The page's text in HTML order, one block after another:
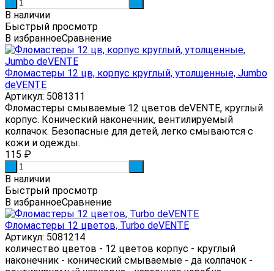
В наличии
Быстрый просмотр
В избранноеСравнение
Фломастеры 12 цв, корпус круглый, утолщенные, Jumbo
deVENTE
Артикул: 5081311
Фломастеры смываемые 12 цветов deVENTE, круглый
корпус. Конический наконечник, вентилируемый
колпачок. Безопасные для детей, легко смываются с
кожи и одежды.
115 ₽
В наличии
Быстрый просмотр
В избранноеСравнение
Фломастеры 12 цветов, Turbo deVENTE
Артикул: 5081214
количество цветов - 12 цветов корпус - круглый
наконечник - конический смываемые - да колпачок -